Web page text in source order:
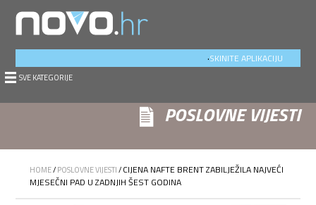
SKINITE APLIKACIJU
.
SVE KATEGORIJE
POSLOVNE VIJESTI
HOME/POSLOVNE VIJESTI/CIJENA NAFTE BRENT ZABILJEŽILA NAJVEĆI
MJESEČNI PAD U ZADNJIH ŠEST GODINA